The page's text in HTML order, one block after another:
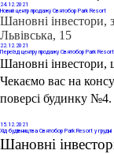
24.12.2021
Новий центр продажу Святобор Park Resort
Шановні інвестори,
Львівська, 15
22.12.2021
Переїзд центру продажу Святобор Park Resort
Шановні інвестори,
Чекаємо вас на
поверсі будинку №4.
15.12.2021
Хід будівництва Святобор Park Resort у грудні
Шановні